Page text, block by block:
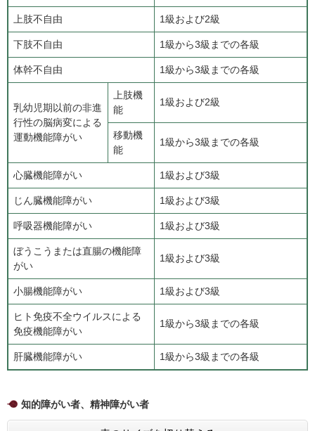
上肢不自由 1級および2級
下肢不自由 1級から3級までの各級
体幹不自由 1級から3級までの各級
乳幼児期以前の非進
行性の脳病変による
運動機能障がい
上肢機
能
1級および2級
移動機
能
1級から3級までの各級
心臓機能障がい 1級および3級
じん臓機能障がい 1級および3級
呼吸器機能障がい 1級および3級
ぼうこうまたは直腸の機能障
がい
1級および3級
小腸機能障がい 1級および3級
ヒト免疫不全ウイルスによる
免疫機能障がい
1級から3級までの各級
肝臓機能障がい 1級から3級までの各級
知的障がい者、精神障がい者